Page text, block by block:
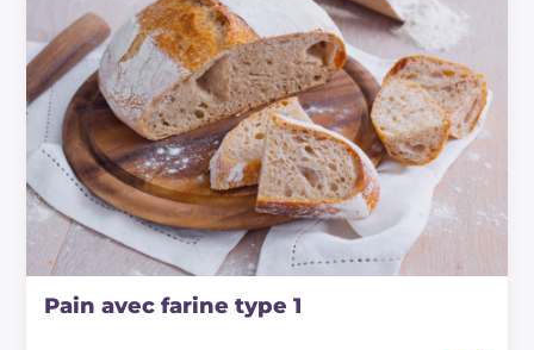
Pain avec farine type 1